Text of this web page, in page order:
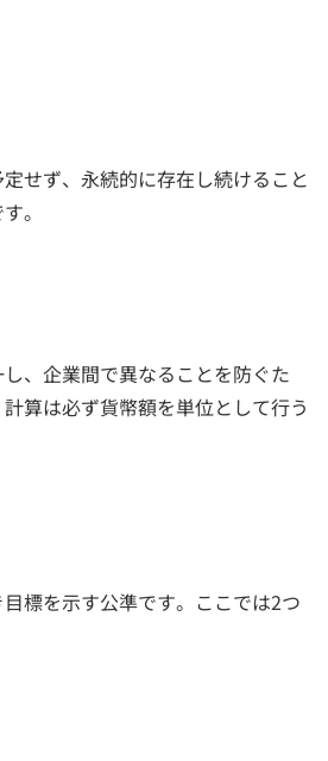
せず、永続的に存在し続けること
。
、企業間で異なることを防ぐた
算は必ず貨幣額を単位として行う
標を示す公準です。ここでは2つ